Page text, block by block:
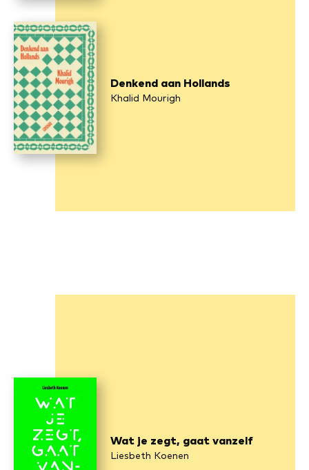
Denkend aan Hollands
Khalid Mourigh
Wat je zegt, gaat vanzelf
Liesbeth Koenen